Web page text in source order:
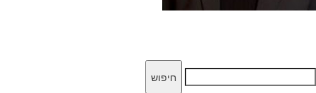
חיפוש: